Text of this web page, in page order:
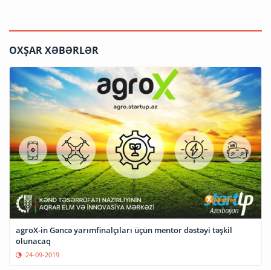
OXŞAR XƏBƏRLƏR
agroX-in Gəncə yarımfinalçıları üçün mentor dəstəyi təşkil
olunacaq
24-09-2019